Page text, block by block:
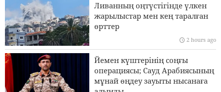
Пәкістанның Қорғаныс министрі: Ислам елдерінің
сионистік режимге қарсы бірлігі өте маңызды
Пезешкиан: Хиросиманы бомбалау адамзатқа қарсы ең
үлкен қылмыс болды
Бригада генералы Ибн-әл-Реза: Иранның жергілікті
технологиясы аймақтағы кез келген импорттық
Ливанның оңтүстігінде үлкен
жарылыстар мен кең таралған
өрттер
2 hours ago
Йемен күштерінің соңғы
операциясы; Сауд Арабиясының
мұнай өңдеу зауыты нысанаға